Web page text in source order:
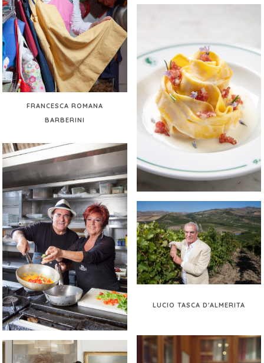
FRANCESCA ROMANA
BARBERINI
LUCIO TASCA D'ALMERITA